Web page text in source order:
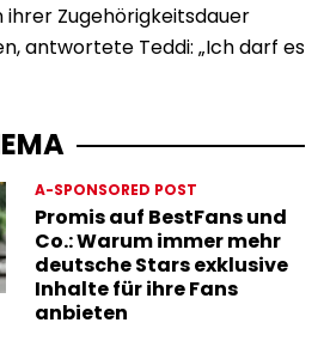
Zugehörigkeitsdauer
antwortete Teddi: „Ich darf es
A-SPONSORED POST
Promis auf BestFans und
Co.: Warum immer mehr
deutsche Stars exklusive
Inhalte für ihre Fans
anbieten